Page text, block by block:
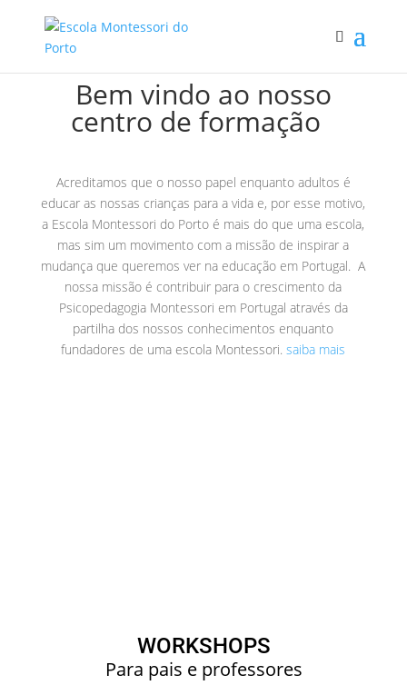
Bem vindo ao nosso
centro de formação
Acreditamos que o nosso papel enquanto adultos é
educar as nossas crianças para a vida e, por esse motivo,
a Escola Montessori do Porto é mais do que uma escola,
mas sim um movimento com a missão de inspirar a
mudança que queremos ver na educação em Portugal.A
nossa missão é contribuir para o crescimento da
Psicopedagogia Montessori em Portugal através da
partilha dos nossos conhecimentos enquanto
fundadores de uma escola Montessori.saiba mais
WORKSHOPS
Para pais e professores